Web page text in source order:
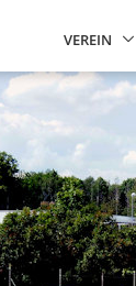
VEREIN